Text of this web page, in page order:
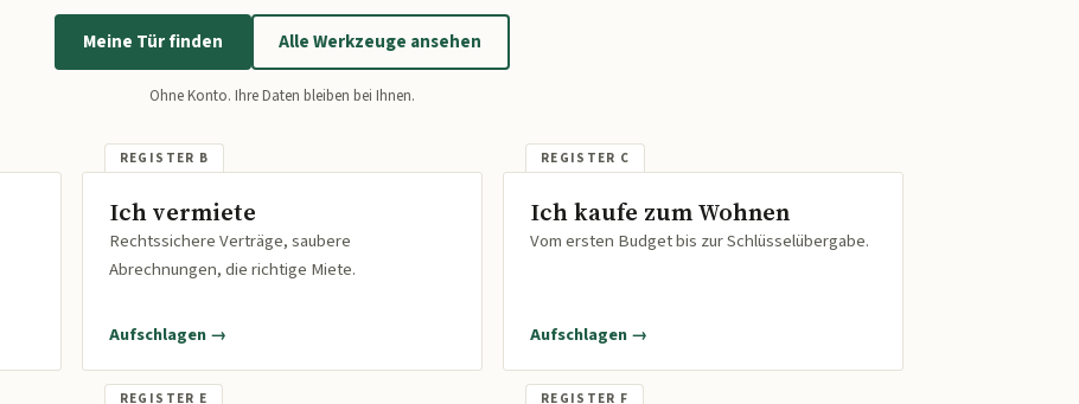
Meine Tür finden Alle Werkzeuge ansehen
Ohne Konto. Ihre Daten bleiben bei Ihnen.
Ich vermiete
Rechtssichere Verträge, saubere
Abrechnungen, die richtige Miete.
Aufschlagen →
Ich kaufe zum Wohnen
Vom ersten Budget bis zur Schlüsselübergabe.
Aufschlagen →